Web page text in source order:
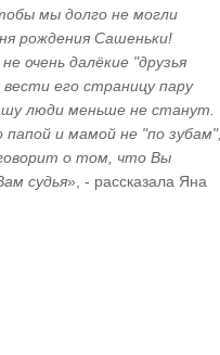
мы долго не могли
рождения Сашеньки!
очень далёкие "друзья
его страницу пару
люди меньше не станут.
и мамой не "по зубам",
о том, что Вы
судья», - рассказала Яна